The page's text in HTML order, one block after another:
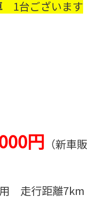
1台ございます
円 （新
走行距離7km